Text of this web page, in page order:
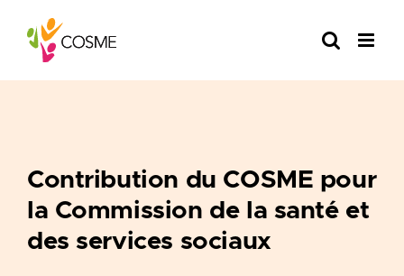
content
Contribution du COSME pour
la Commission de la santé et
des services sociaux